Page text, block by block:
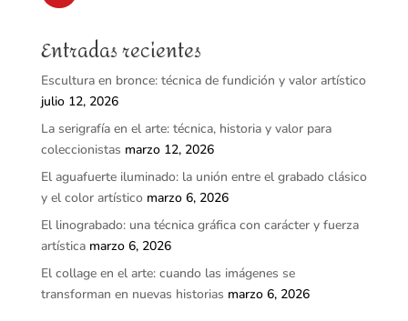
Entradas recientes
Escultura en bronce: técnica de fundición y valor artístico
julio 12, 2026
La serigrafía en el arte: técnica, historia y valor para
coleccionistas marzo 12, 2026
El aguafuerte iluminado: la unión entre el grabado clásico
y el color artístico marzo 6, 2026
El linograbado: una técnica gráfica con carácter y fuerza
artística marzo 6, 2026
El collage en el arte: cuando las imágenes se
transforman en nuevas historias marzo 6, 2026